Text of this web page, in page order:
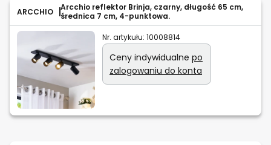
ARCCHIO
Arcchio reflektor Brinja, czarny, długość 65 cm,
średnica 7 cm, 4-punktowa.
Nr. artykułu: 10008814
Ceny indywidualne po
zalogowaniu do konta